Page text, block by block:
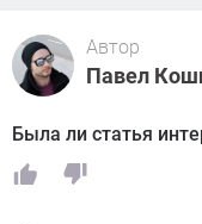
Автор
Павел
Была ли статья